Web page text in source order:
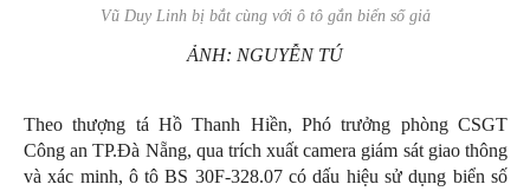
Vũ Duy Linh bị bắt cùng với ô tô gắn biển số giả
ẢNH: NGUYỄN TÚ
Theo thượng tá Hồ Thanh Hiền, Phó trưởng phòng CSGT
Công an TP.Đà Nẵng, qua trích xuất camera giám sát giao thông
và xác minh, ô tô BS 30F-328.07 có dấu hiệu sử dụng biển số